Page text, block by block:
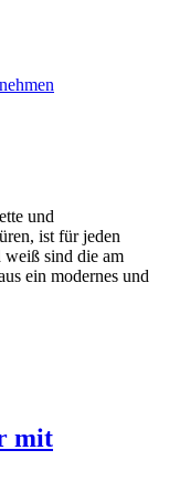
und
ist für jeden
sind die am
ein modernes und
mit